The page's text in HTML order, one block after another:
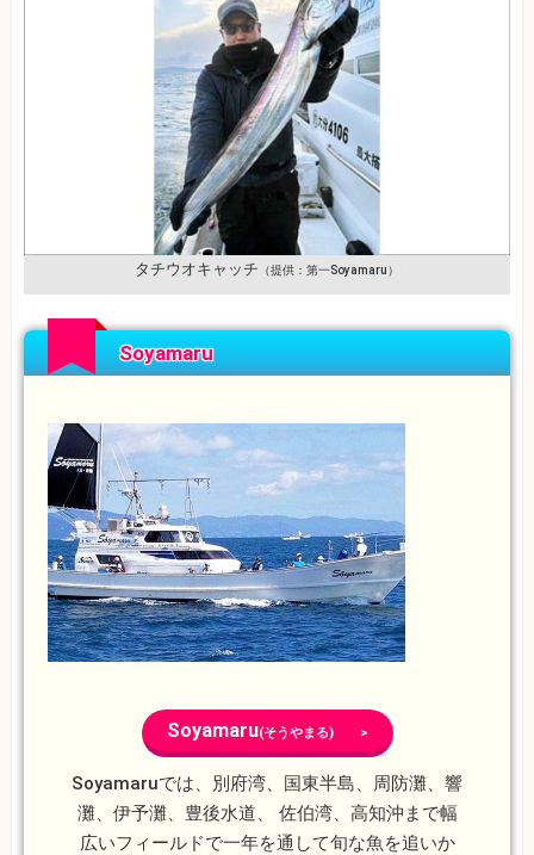
タチウオキャッチ （提供：第一Soyamaru）
Soyamaru
Soyamaru(そうやまる) >
Soyamaruでは、別府湾、国東半島、周防灘、響
灘、伊予灘、豊後水道、 佐伯湾、高知沖まで幅
広いフィールドで一年を通して旬な魚を追いか